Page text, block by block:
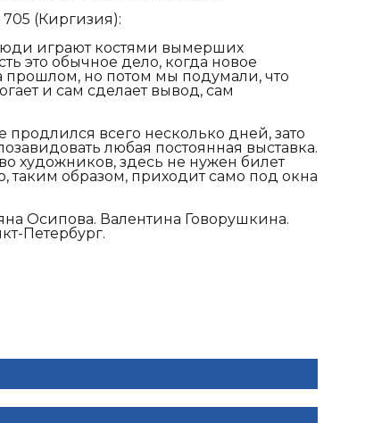
(Киргизия):
играют костями вымерших
это обычное дело, когда новое
прошлом, но потом мы подумали, что
и сам сделает вывод, сам
всего несколько дней, зато
любая постоянная выставка.
художников, здесь не нужен билет
таким образом, приходит само под окна
Осипова. Валентина Говорушкина.
Петербург.